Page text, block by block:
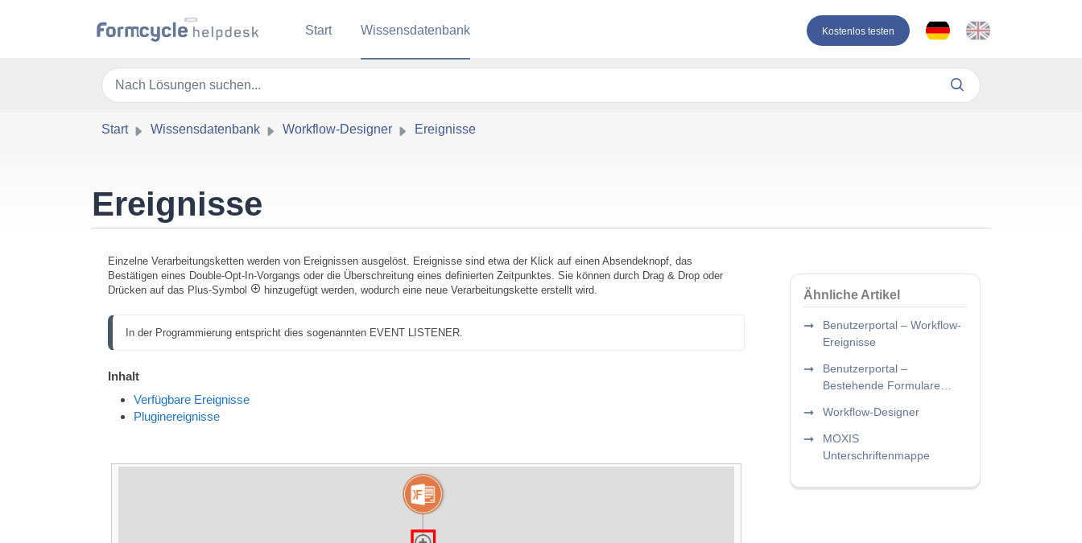
Start
Wissensdatenbank Kostenlos testen
Start Wissensdatenbank Workflow-Designer Ereignisse
Ereignisse
Einzelne Verarbeitungsketten werden von Ereignissen ausgelöst. Ereignisse sind etwa der Klick auf einen Absendeknopf, das
Bestätigen eines Double-Opt-In-Vorgangs oder die Überschreitung eines definierten Zeitpunktes. Sie können durch Drag & Drop oder
Drücken auf das Plus-Symbol
hinzugefügt werden, wodurch eine neue Verarbeitungskette erstellt wird.
In der Programmierung entspricht dies sogenannten EVENT LISTENER.
Inhalt
Verfügbare Ereignisse
Pluginereignisse
Ähnliche Artikel
Benutzerportal – Workflow-
Ereignisse
Benutzerportal –
Bestehende Formulare
Workflow-Designer
MOXIS
Unterschriftenmappe